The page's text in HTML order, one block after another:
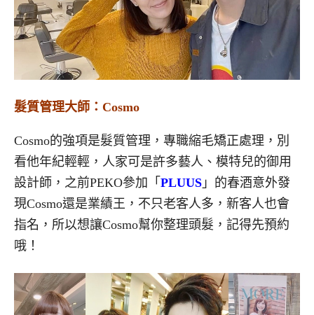
髮質管理大師：Cosmo
Cosmo的強項是髮質管理，專職縮毛矯正處理，別
看他年紀輕輕，人家可是許多藝人、模特兒的御用
設計師，之前PEKO參加「 PLUUS 」的春酒意外發
現Cosmo還是業績王，不只老客人多，新客人也會
指名，所以想讓Cosmo幫你整理頭髮，記得先預約
哦！